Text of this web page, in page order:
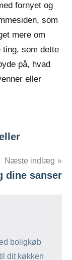
fornyet og
som
mere om
ting, som dette
på, hvad
eller
Næste indlæg
dine sanser
boligkøb
dit køkken